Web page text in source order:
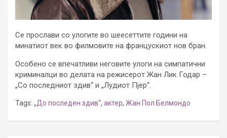
Се прослави со улогите во шеесеттите години на
минатиот век во филмовите на францускиот нов бран.
Особено се впечатливи неговите улоги на симпатични
криминалци во делата на режисерот Жан Лик Годар –
„Со последниот здив“ и „Лудиот Пјер“.
Tags: „До последен здив“, актер, Жан Пол Белмондо